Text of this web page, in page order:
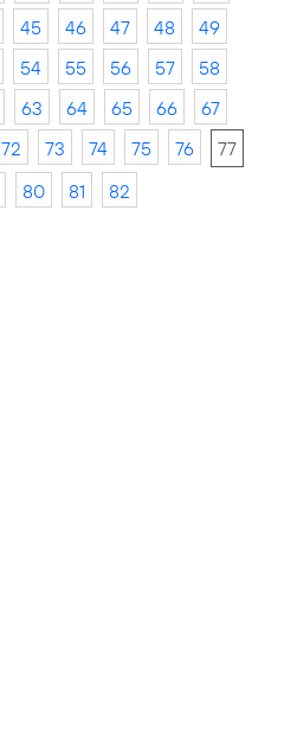
45 46 47 48
49
54 55 56 57
58
63 64 65 66
67
72 73 74 75 76
77
80 81 82